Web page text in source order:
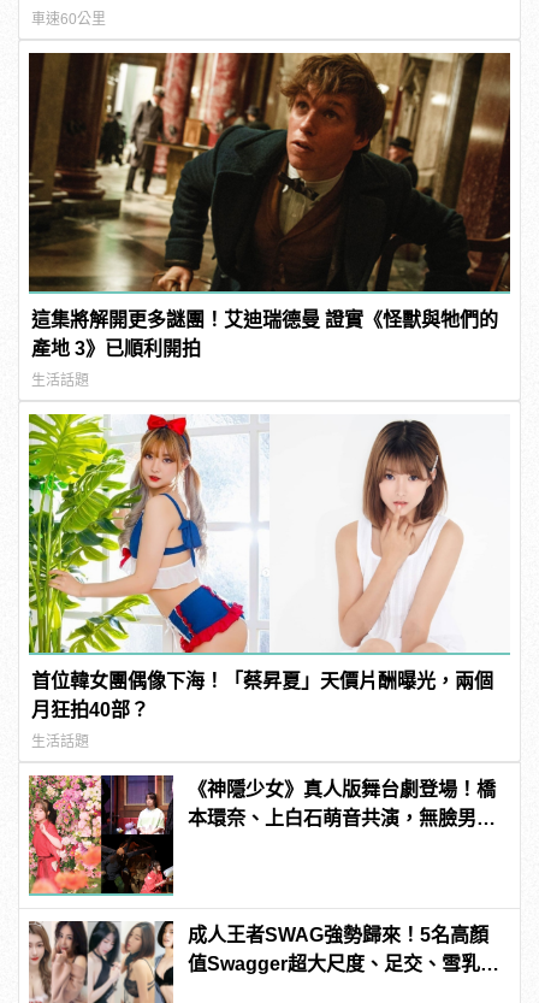
車速60公里
這集將解開更多謎團！艾迪瑞德曼 證實《怪獸與牠們的
產地 3》已順利開拍
生活話題
首位韓女團偶像下海！「蔡昇夏」天價片酬曝光，兩個
月狂拍40部？
生活話題
《神隱少女》真人版舞台劇登場！橋
本環奈、上白石萌音共演，無臉男、
成人王者SWAG強勢歸來！5名高顏
值Swagger超大尺度、足交、雪乳、